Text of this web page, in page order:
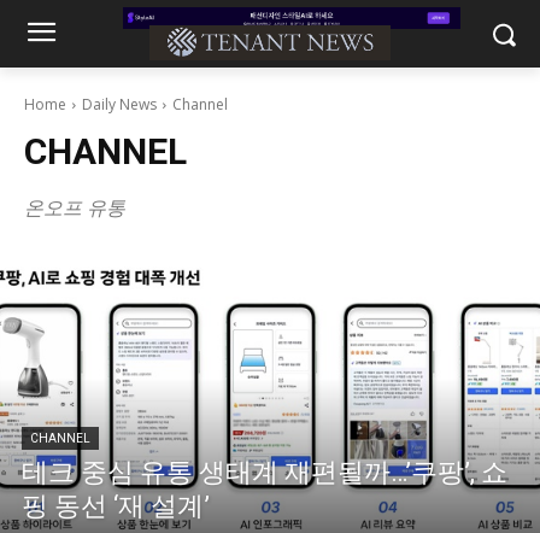
Home Daily News Channel
CHANNEL
온오프 유통
CHANNEL
테크 중심 유통 생태계 재편될까…’쿠팡’, 쇼
핑 동선 ‘재 설계’